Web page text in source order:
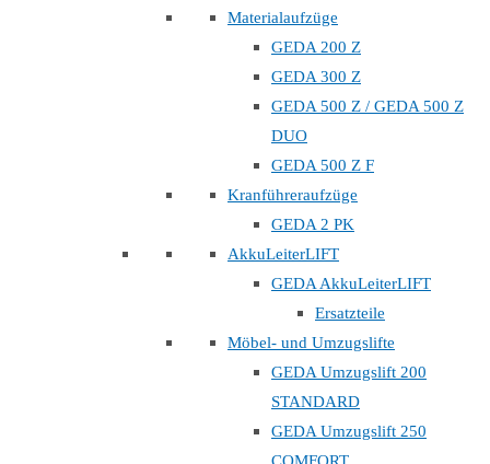
Materialaufzüge
GEDA 200 Z
GEDA 300 Z
GEDA 500 Z / GEDA 500 Z
DUO
GEDA 500 Z F
Kranführeraufzüge
GEDA 2 PK
AkkuLeiterLIFT
GEDA AkkuLeiterLIFT
Ersatzteile
Möbel- und Umzugslifte
GEDA Umzugslift 200
STANDARD
GEDA Umzugslift 250